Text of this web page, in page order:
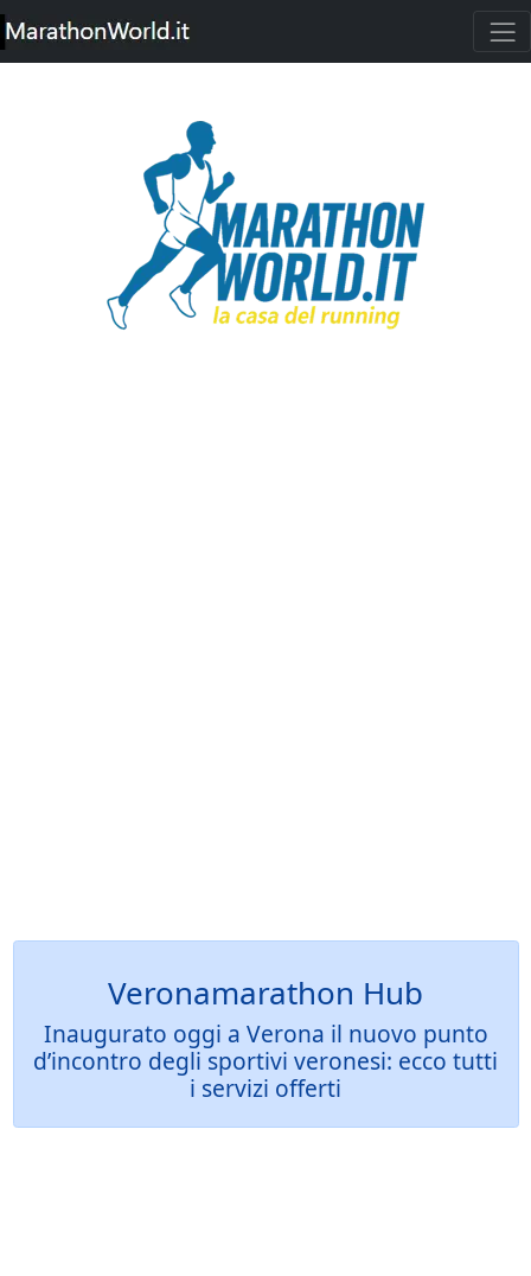
Veronamarathon Hub
Inaugurato oggi a Verona il nuovo punto
d’incontro degli sportivi veronesi: ecco tutti
i servizi offerti